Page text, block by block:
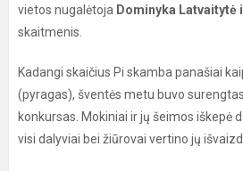
vietos nugalėtoja Dominyka Latvaitytė
skaitmenis.
Kadangi skaičius Pi skamba panašiai
(pyragas), šventės metu buvo
konkursas. Mokiniai ir jų šeimos iškepė
visi dalyviai bei žiūrovai vertino jų